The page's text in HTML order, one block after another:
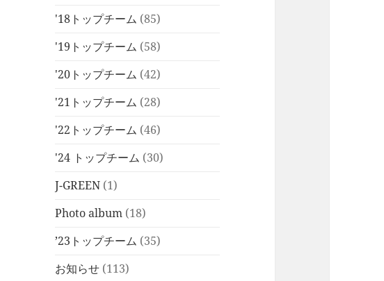
'18トップチーム (85)
'19トップチーム (58)
'20トップチーム (42)
'21トップチーム (28)
'22トップチーム (46)
'24 トップチーム (30)
J-GREEN (1)
Photo album (18)
’23トップチーム (35)
お知らせ (113)